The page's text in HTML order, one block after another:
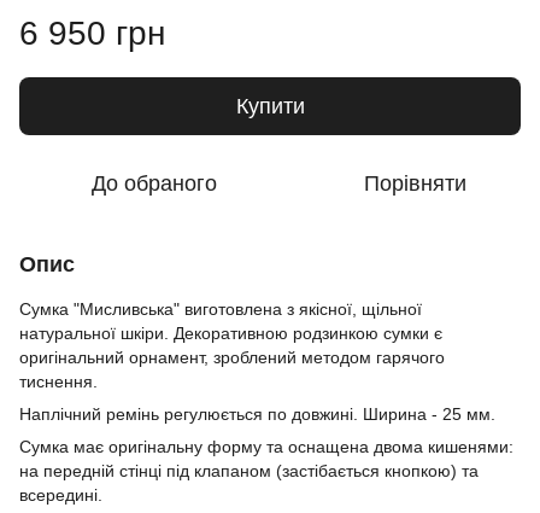
6 950 грн
Купити
До обраного Порівняти
Опис
Сумка "Мисливська" виготовлена з якісної, щільної
натуральної шкіри. Декоративною родзинкою сумки є
оригінальний орнамент, зроблений методом гарячого
тиснення.
Наплічний ремінь регулюється по довжині. Ширина - 25 мм.
Сумка має оригінальну форму та оснащена двома кишенями:
на передній стінці під клапаном (застібається кнопкою) та
всередині.